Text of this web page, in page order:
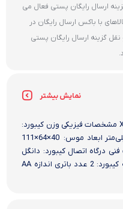
ارسال رایگان پستی فعال می
کالاهای با باکس ارسال رایگان در
گزینه ارسال رایگان پستی
نمایش بیشتر
موس و کیبورد بی سیم رپو مدل X1960 مشخصات فیزیکی وزن کیبورد:
3۹۰ گرم ابعاد کیبورد: 23×186×450 میلی‌متر ابعاد موس: 40×64×111
مشخصات فنی درگاه اتصال کیبورد: دانگل
USB نور پس زمینه: ندارد منبع تغذیه کیبورد: 2 عدد باتری اندازه AA